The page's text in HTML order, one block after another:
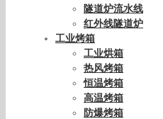
隧道炉流水线
红外线隧道炉
工业烤箱
工业烘箱
热风烤箱
恒温烤箱
高温烤箱
防爆烤箱